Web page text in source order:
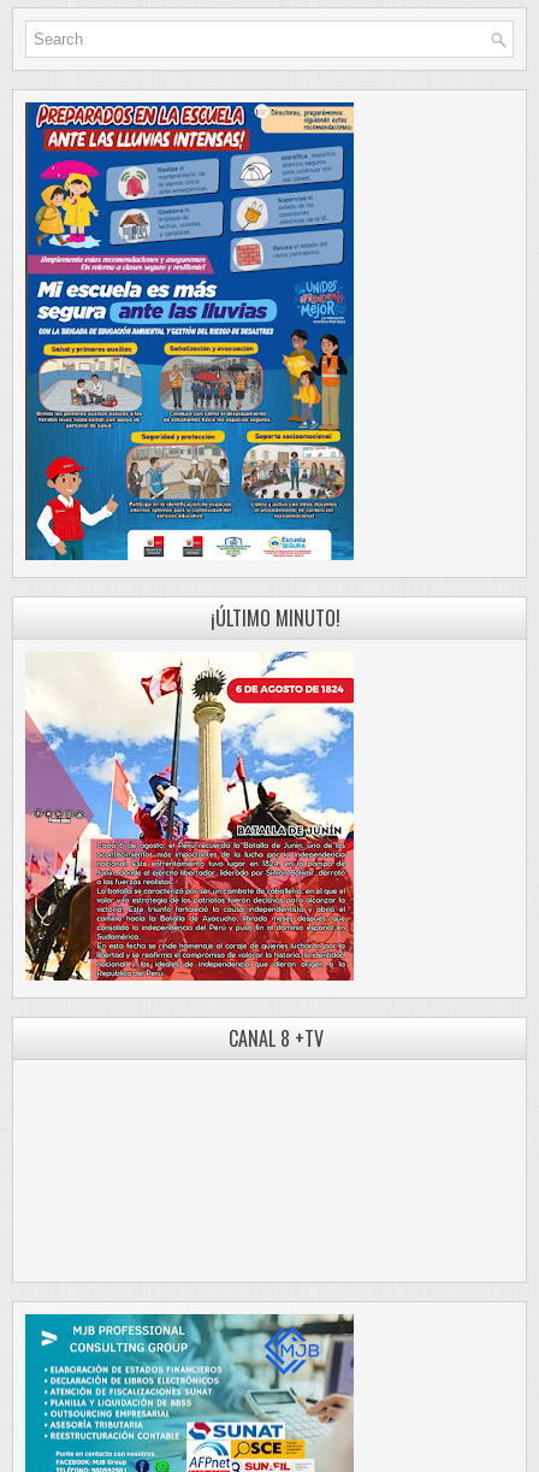
¡ÚLTIMO MINUTO!
CANAL 8 +TV